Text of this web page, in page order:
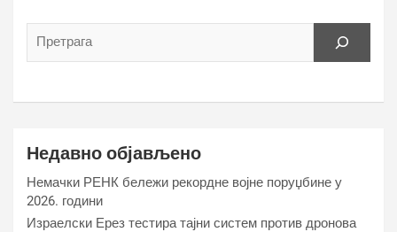
Недавно објављено
Немачки РЕНК бележи рекордне војне поруџбине у
2026. години
Израелски Ерез тестира тајни систем против дронова